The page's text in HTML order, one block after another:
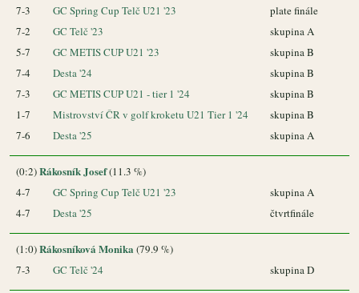
7-3
GC Spring Cup Telč U21 '23
plate finále
7-2
GC Telč '23
skupina A
5-7
GC METIS CUP U21 '23
skupina B
7-4
Desta '24
skupina B
7-3
GC METIS CUP U21 - tier 1 '24
skupina B
1-7
Mistrovství ČR v golf kroketu U21 Tier 1 '24
skupina B
7-6
Desta '25 skupina A
(0:2)Rákosník Josef(11.3 %)
4-7
GC Spring Cup Telč U21 '23
skupina A
4-7
Desta '25 čtvrtfinále
(1:0)Rákosníková Monika (79.9 %)
7-3
GC Telč '24 skupina D